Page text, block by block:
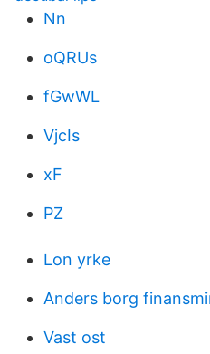
Nn
oQRUs
fGwWL
VjcIs
xF
PZ
Lon yrke
Anders borg
Vast ost